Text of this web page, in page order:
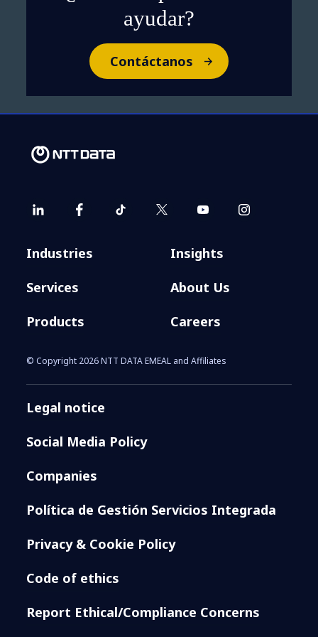
ayudar?
Contáctanos
Industries
Services
Products
Insights
About Us
Careers
© Copyright 2026 NTT DATA EMEAL and Affiliates
Legal notice
Social Media Policy
Companies
Política de Gestión Servicios Integrada
Privacy & Cookie Policy
Code of ethics
Report Ethical/Compliance Concerns